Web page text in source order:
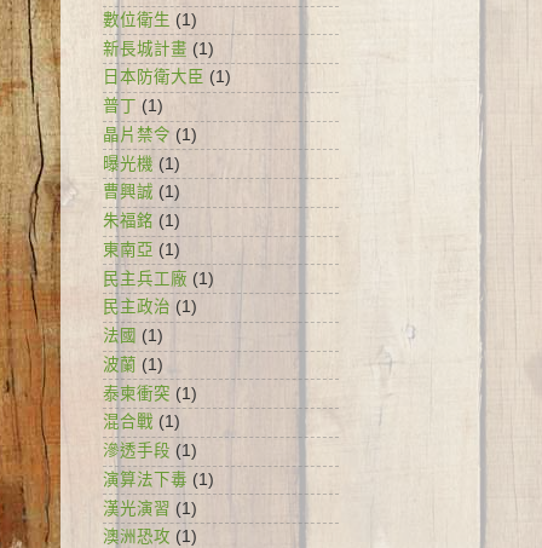
數位衛生 (1)
新長城計畫 (1)
日本防衛大臣 (1)
普丁 (1)
晶片禁令 (1)
曝光機 (1)
曹興誠 (1)
朱福銘 (1)
東南亞 (1)
民主兵工廠 (1)
民主政治 (1)
法國 (1)
波蘭 (1)
泰柬衝突 (1)
混合戰 (1)
滲透手段 (1)
演算法下毒 (1)
漢光演習 (1)
澳洲恐攻 (1)